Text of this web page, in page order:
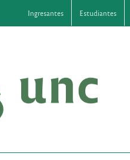
Ingresantes Estudiantes